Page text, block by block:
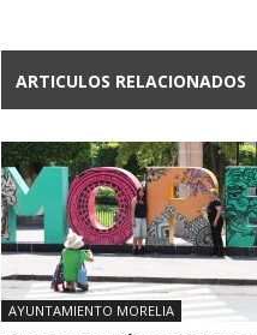
ARTICULOS RELACIONADOS
AYUNTAMIENTO MORELIA